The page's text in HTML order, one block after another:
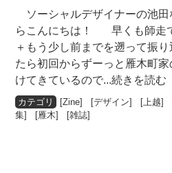
ソーシャルデザイナーの池田
らこんにちは！ 早くも師走
＋もう少し前までを遡って振
たら初回からずーっと雁木町
けてきているので...続きを読む
[Zine] [デザイン] [ 上越]
集] [雁木] [雑誌]